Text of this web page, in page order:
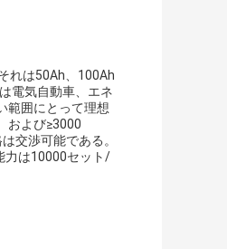
れは50Ah、100Ah
電気自動車、エネ
範囲にとって理想
および≥3000
交渉可能である。
力は10000セット/